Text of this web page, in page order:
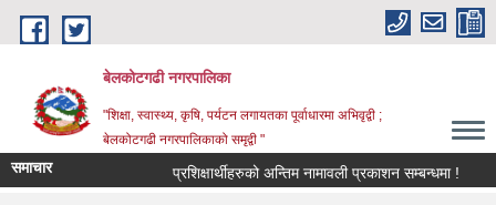
Skip to main content
बेलकोटगढी नगरपालिका
"शिक्षा, स्वास्थ्य, कृषि, पर्यटन लगायतका पूर्वाधारमा अभिवृद्वी ;
बेलकोटगढी नगरपालिकाको समृद्वी "
समाचार प्रशिक्षार्थीहरुको अन्तिम नामावली प्रकाशन सम्बन्धमा !